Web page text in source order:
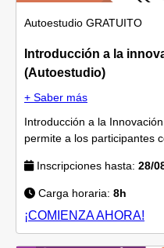
Autoestudio GRATUITO
Introducción a la
(Autoestudio)
+ Saber más
Introducción a la
permite a los participantes
Inscripciones hasta: 28/
Carga horaria: 8h
¡COMIENZA AHORA!